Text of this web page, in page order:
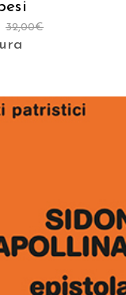
32,00€
AGGIUNGI AL CARRELLO